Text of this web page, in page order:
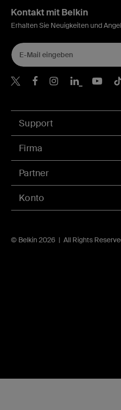
Konto
Support
Firma
Partner
© Belkin 2026 | All Rights
Kontakt mit Belkin
Erhalten Sie Neuigkeiten und
Belkin Twitter
BelkinBelkin